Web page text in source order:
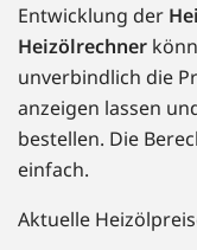
Entwicklung der
Heizölrechner
unverbindlich die
anzeigen lassen
bestellen. Die
einfach.
Aktuelle